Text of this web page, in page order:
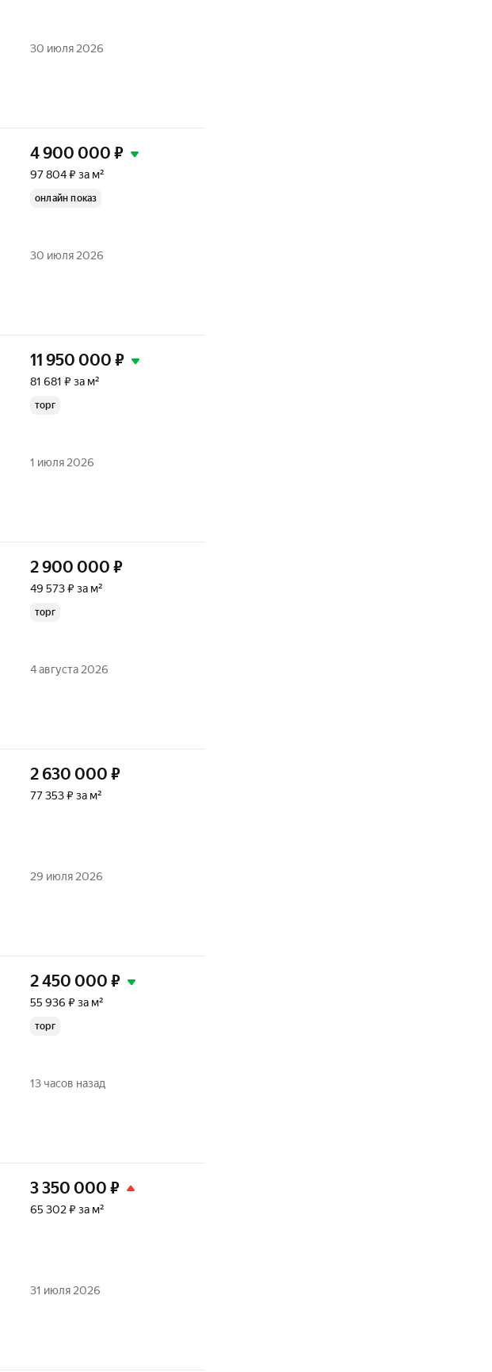
30 июля 2026
4 900 000 ₽
97 804 ₽ за м²
онлайн показ
30 июля 2026
11 950 000 ₽
81 681 ₽ за м²
торг
1 июля 2026
2 900 000 ₽
49 573 ₽ за м²
торг
4 августа 2026
2 630 000 ₽
77 353 ₽ за м²
29 июля 2026
2 450 000 ₽
55 936 ₽ за м²
торг
13 часов назад
3 350 000 ₽
65 302 ₽ за м²
31 июля 2026